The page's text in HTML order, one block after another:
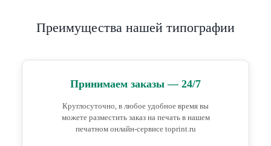
Преимущества нашей типографии
Принимаем заказы — 24/7
Круглосуточно, в любое удобное время вы
можете разместить заказ на печать в нашем
печатном онлайн-сервисе toprint.ru